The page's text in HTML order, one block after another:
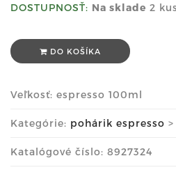
DOSTUPNOSŤ: Na sklade 2
DO KOŠÍKA
Veľkosť: espresso 100ml
Kategórie: pohárik espresso >
Katalógové číslo: 8927324